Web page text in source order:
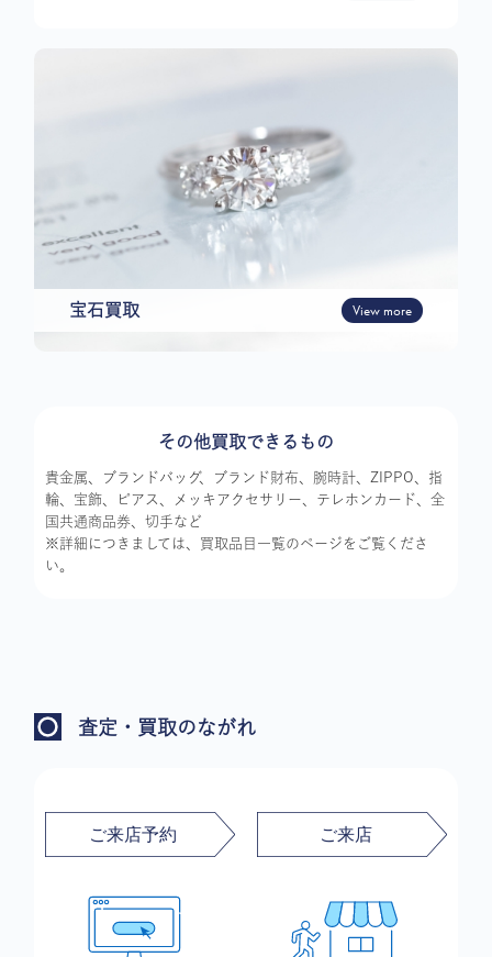
宝石買取 View more
その他買取できるもの
貴金属、ブランドバッグ、ブランド財布、腕時計、ZIPPO、指
輪、宝飾、ピアス、メッキアクセサリー、テレホンカード、全
国共通商品券、切手など
※詳細につきましては、買取品目一覧のページをご覧くださ
い。
査定・買取のながれ